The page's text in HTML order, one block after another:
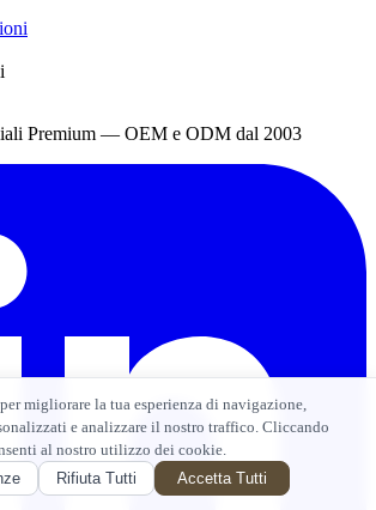
Premium — OEM e ODM dal 2003
migliorare la tua esperienza di navigazione,
e analizzare il nostro traffico. Cliccando
al nostro utilizzo dei cookie.
Rifiuta Tutti Accetta Tutti